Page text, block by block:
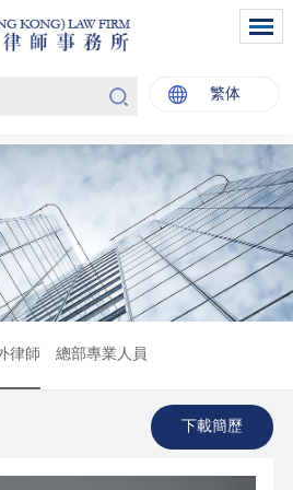
繁体
律師 總部專業人員
下載簡歷